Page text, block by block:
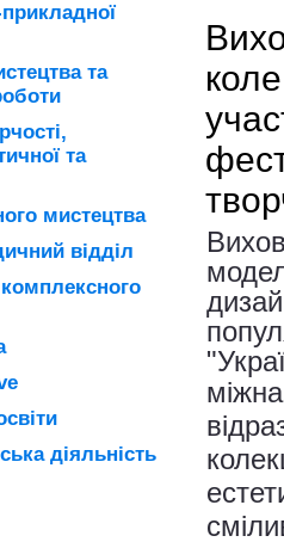
та
та
мистецтва
відділ
діяльність